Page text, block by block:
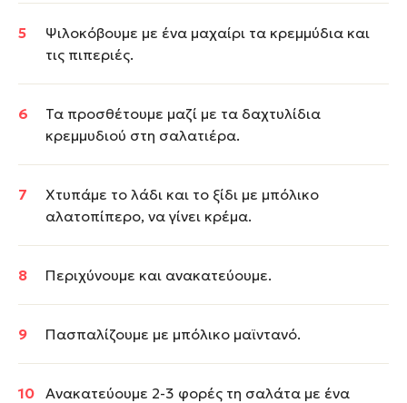
Ψιλοκόβουμε με ένα μαχαίρι τα κρεμμύδια και
τις πιπεριές.
Τα προσθέτουμε μαζί με τα δαχτυλίδια
κρεμμυδιού στη σαλατιέρα.
Χτυπάμε το λάδι και το ξίδι με μπόλικο
αλατοπίπερο, να γίνει κρέμα.
Περιχύνουμε και ανακατεύουμε.
Πασπαλίζουμε με μπόλικο μαϊντανό.
Ανακατεύουμε 2-3 φορές τη σαλάτα με ένα